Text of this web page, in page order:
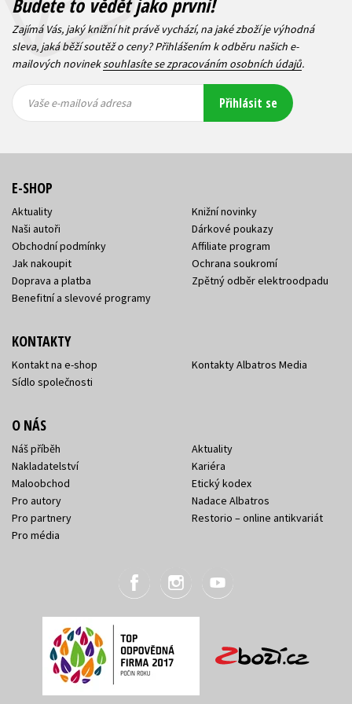
Zajímá Vás, jaký knižní hit právě vychází, na jaké zboží je výhodná
sleva, jaká běží soutěž o ceny? Přihlášením k odběru našich e-
mailových novineksouhlasíte se zpracováním osobních údajů.
mailová
mailová
Vaše e-mailová adresa Přihlásit se
E-SHOP
Aktuality
Naši autoři
Obchodní podmínky
Jak nakoupit
Doprava a platba
Benefitní a slevové programy
Knižní novinky
Dárkové poukazy
Affiliate program
Ochrana soukromí
Zpětný odběr elektroodpadu
KONTAKTY
Kontakt na e-shop
Sídlo společnosti
Kontakty Albatros Media
O NÁS
Náš příběh
Nakladatelství
Maloobchod
Pro autory
Pro partnery
Pro média
Aktuality
Kariéra
Etický kodex
Nadace Albatros
Restorio – online antikvariát